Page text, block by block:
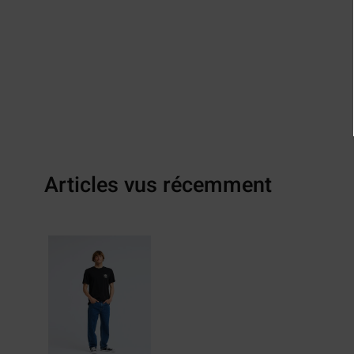
Articles vus récemment